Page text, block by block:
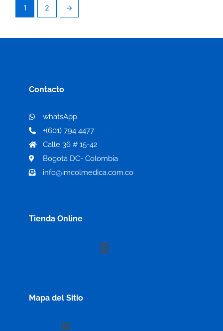
1 2 →
Contacto
whatsApp
+(601) 794 4477
Calle 36 # 15-42
Bogotá DC- Colombia
info@imcolmedica.com.co
Tienda Online
Menú
Mapa del Sitio
Menú